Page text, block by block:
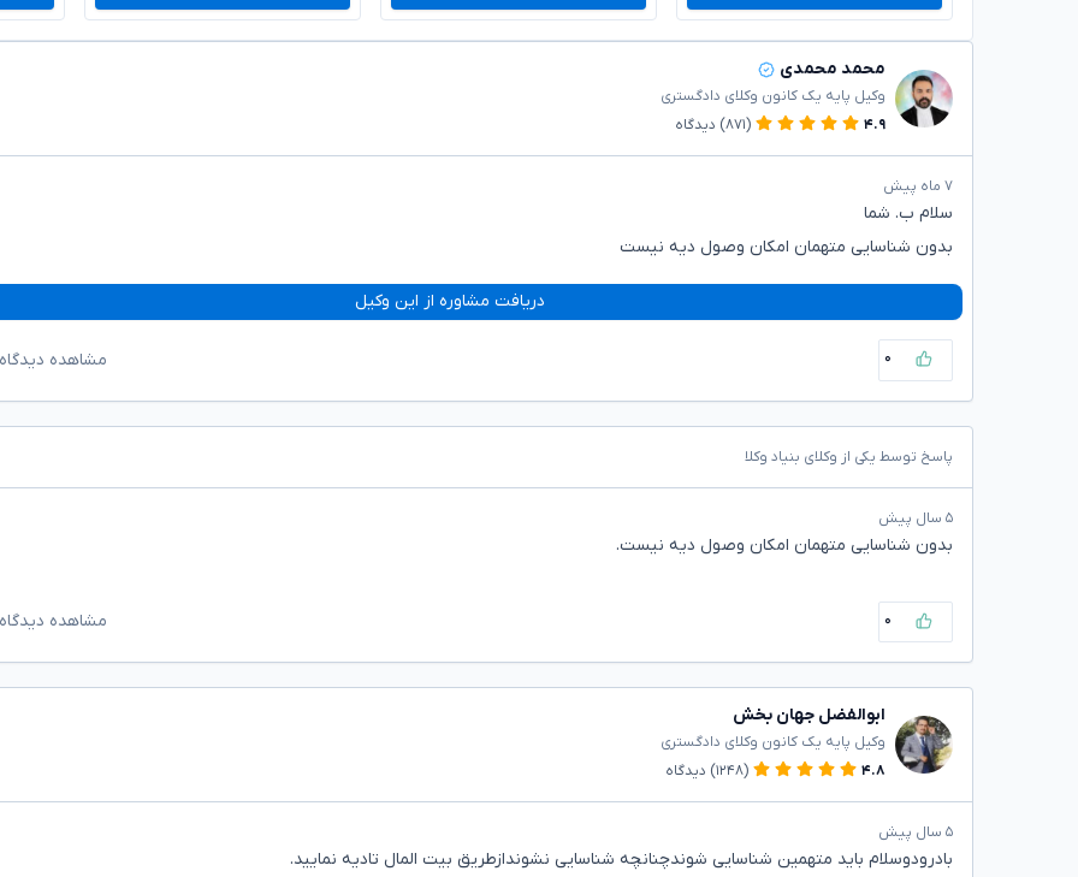
محمد محمدی
وکیل پایه یک کانون وکلای دادگستری
۴.۹
(۸۷۱) دیدگاه
۷ ماه پیش
سلام ب. شما
بدون شناسایی متهمان امکان وصول دیه نیست
دریافت مشاوره از این وکیل
۰ مشاهده
پاسخ توسط یکی از وکلای بنیاد وکلا
۵ سال پیش
بدون شناسایی متهمان امکان وصول دیه نیست.
۰ مشاهده
ابوالفضل جهان بخش
وکیل پایه یک کانون وکلای دادگستری
۴.۸
(۱۲۴۸) دیدگاه
۵ سال پیش
بادرودوسلام باید متهمین شناسایی شوندچنانچه شناسایی نشوندازطریق بیت المال تادیه نمایید.